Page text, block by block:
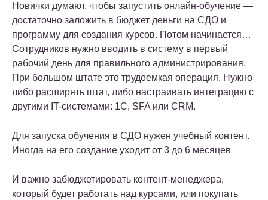
Новички думают, чтобы запустить онлайн-обучение —
достаточно заложить в бюджет деньги на СДО и
программу для создания курсов. Потом начинается…
Сотрудников нужно вводить в систему в первый
рабочий день для правильного администрирования.
При большом штате это трудоемкая операция. Нужно
либо расширять штат, либо настраивать интеграцию с
другими IT-системами: 1C, SFA или CRM.
Для запуска обучения в СДО нужен учебный контент.
Иногда на его создание уходит от 3 до 6 месяцев
И важно забюджетировать контент-менеджера,
который будет работать над курсами, или покупать